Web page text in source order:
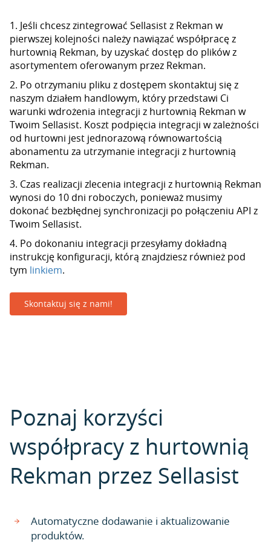
1. Jeśli chcesz zintegrować Sellasist z Rekman w
pierwszej kolejności należy nawiązać współpracę z
hurtownią Rekman, by uzyskać dostęp do plików z
asortymentem oferowanym przez Rekman.
2. Po otrzymaniu pliku z dostępem skontaktuj się z
naszym działem handlowym, który przedstawi Ci
warunki wdrożenia integracji z hurtownią Rekman w
Twoim Sellasist. Koszt podpięcia integracji w zależności
od hurtowni jest jednorazową równowartością
abonamentu za utrzymanie integracji z hurtownią
Rekman.
3. Czas realizacji zlecenia integracji z hurtownią Rekman
wynosi do 10 dni roboczych, ponieważ musimy
dokonać bezbłędnej synchronizacji po połączeniu API z
Twoim Sellasist.
4. Po dokonaniu integracji przesyłamy dokładną
instrukcję konfiguracji, którą znajdziesz również pod
tym linkiem.
Skontaktuj się z nami!
Poznaj korzyści
współpracy z hurtownią
Rekman przez Sellasist
Automatyczne dodawanie i aktualizowanie
produktów.